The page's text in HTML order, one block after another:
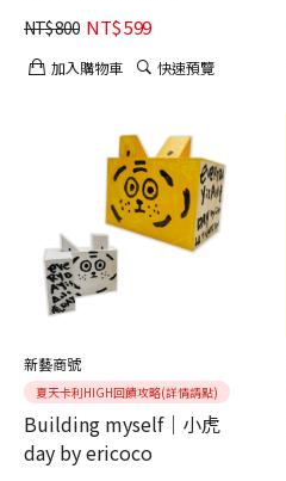
NT$800 NT$599
加入購物車 快速預覽
新藝商號
夏天卡利HIGH回饋攻略(詳情請點)
Building myself｜小虎
day by ericoco